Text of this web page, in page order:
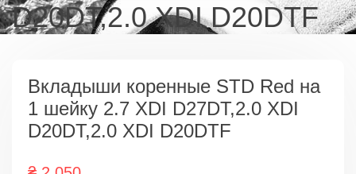
D20DT,2.0 XDI D20DTF
Вкладыши коренные STD Red на
1 шейку 2.7 XDI D27DT,2.0 XDI
D20DT,2.0 XDI D20DTF